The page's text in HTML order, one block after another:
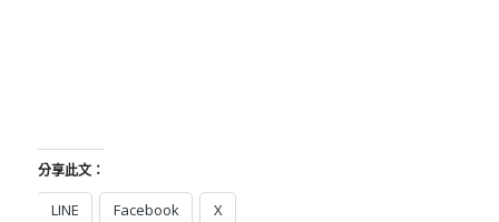
分享此文：
LINE Facebook X